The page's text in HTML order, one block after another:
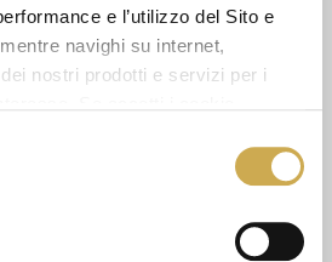
e l’utilizzo del Sito e
navighi su internet,
nostri prodotti e servizi per i